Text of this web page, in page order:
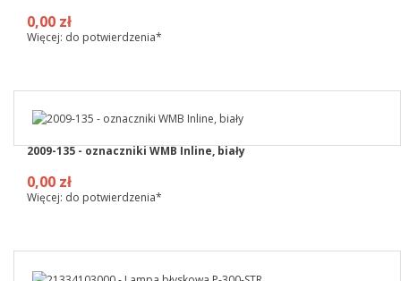
0,00 zł
Więcej: do potwierdzenia*
2009-135 - oznaczniki WMB Inline, biały
0,00 zł
Więcej: do potwierdzenia*